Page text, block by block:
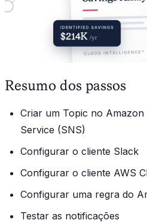
Resumo dos passos
Criar um Topic no
Service (SNS)
Configurar o cliente Slack
Configurar o cliente AWS
Configurar uma regra do
Testar as notificações